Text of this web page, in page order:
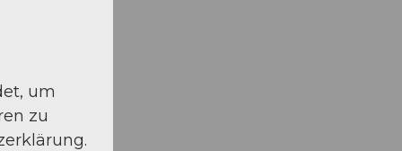
um
zu